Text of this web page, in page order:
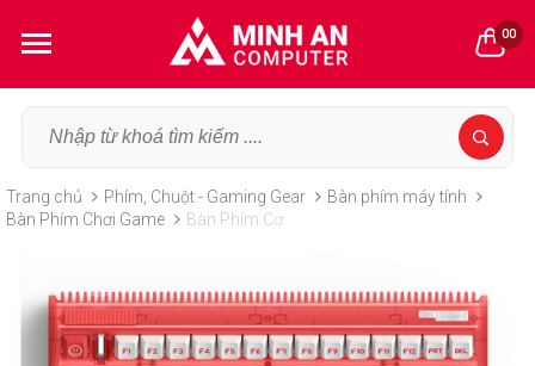
00
Trang chủ Phím, Chuột - Gaming Gear
Bàn phím máy tính
Bàn Phím Chơi Game
Bàn Phím Cơ